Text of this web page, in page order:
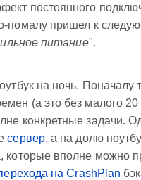
постоянного
помалу пришел к
питание".
на ночь.
(а это без малого
конкретные задачи.
сервер, а на долю
которые вполне можно
на CrashPlan